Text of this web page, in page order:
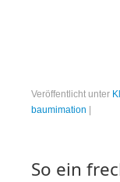
Veröffentlicht unter
baumimation |
So ein